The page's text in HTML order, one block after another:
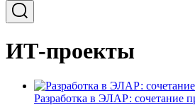
ИТ-проекты
Разработка в ЭЛАР: сочетание